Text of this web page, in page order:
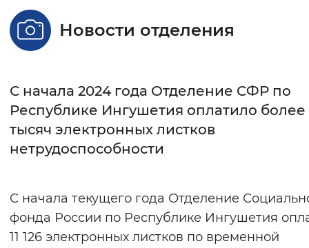
Стандартный Увеличенный
Без засечек С засечками
Интервал между буквами
Цвет сайта
Инверсивный
Новости отделения
С начала 2024 года Отделение СФР по
Республике Ингушетия оплатило более
тысяч электронных листков
нетрудоспособности
С начала текущего года Отделение
фонда России по Республике Ингушетия
11 126 электронных листков по временной